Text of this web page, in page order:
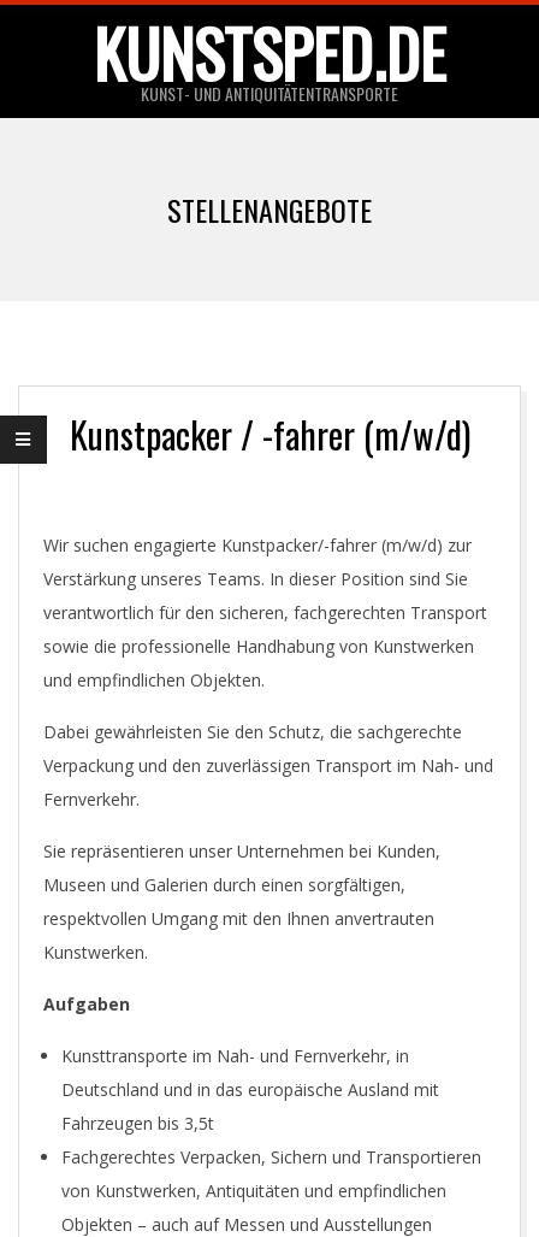
KUNSTSPED.DE
KUNST- UND ANTIQUITÄTENTRANSPORTE
STELLENANGEBOTE
Kunstpacker / -fahrer (m/w/d)
Wir suchen engagierte Kunstpacker/-fahrer (m/w/d) zur
Verstärkung unseres Teams. In dieser Position sind Sie
verantwortlich für den sicheren, fachgerechten Transport
sowie die professionelle Handhabung von Kunstwerken
und empfindlichen Objekten.
Dabei gewährleisten Sie den Schutz, die sachgerechte
Verpackung und den zuverlässigen Transport im Nah- und
Fernverkehr.
Sie repräsentieren unser Unternehmen bei Kunden,
Museen und Galerien durch einen sorgfältigen,
respektvollen Umgang mit den Ihnen anvertrauten
Kunstwerken.
Aufgaben
Kunsttransporte im Nah- und Fernverkehr, in
Deutschland und in das europäische Ausland mit
Fahrzeugen bis 3,5t
Fachgerechtes Verpacken, Sichern und Transportieren
von Kunstwerken, Antiquitäten und empfindlichen
Objekten – auch auf Messen und Ausstellungen